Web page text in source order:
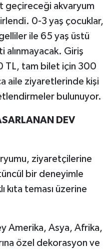
geçireceği akvaryum
0-3 yaş çocuklar,
ile 65 yaş üstü
Giriş
TL, tam bilet için 300
aile ziyaretlerinde kişi
bulunuyor.
DEV
ziyaretçilerine
bir deneyimle
kıta teması üzerine
Amerika, Asya, Afrika,
özel dekorasyon ve